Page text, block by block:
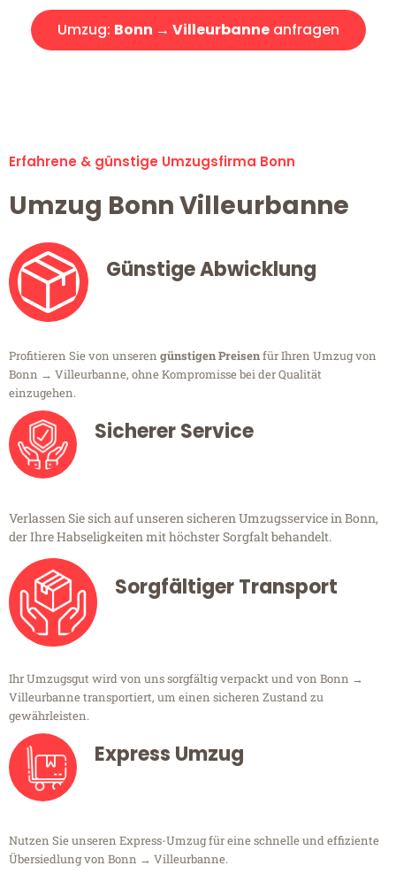
Umzug: Bonn → Villeurbanneanfragen
Erfahrene & günstige Umzugsfirma Bonn
Umzug Bonn Villeurbanne
Günstige Abwicklung
Profitieren Sie von unseren günstigen Preisenfür Ihren Umzug von
Bonn → Villeurbanne, ohne Kompromisse bei der Qualität
einzugehen.
Sicherer Service
Verlassen Sie sich auf unseren sicheren Umzugsservice in Bonn,
der Ihre Habseligkeiten mit höchster Sorgfalt behandelt.
Sorgfältiger Transport
Ihr Umzugsgut wird von uns sorgfältig verpackt und von Bonn →
Villeurbanne transportiert, um einen sicheren Zustand zu
gewährleisten.
Express Umzug
Nutzen Sie unseren Express-Umzug für eine schnelle und effiziente
Übersiedlung von Bonn → Villeurbanne.